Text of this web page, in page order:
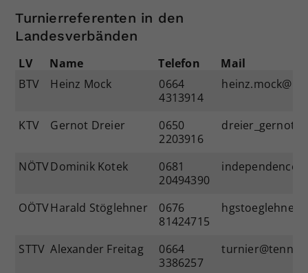
Turnierreferenten in den
Landesverbänden
LV Name Telefon
Mail
BTV
Heinz Mock
0664
4313914
KTV Gernot Dreier
0650
2203916
NÖTVDominik Kotek
0681
20494390
OÖTVHarald Stöglehner
0676
81424715
STTV Alexander Freitag
0664
3386257